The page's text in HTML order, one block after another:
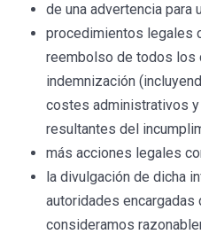
de una advertencia para
procedimientos legales
reembolso de todos los
indemnización
costes administrativos
resultantes del
más acciones legales
la divulgación de dicha
autoridades encargadas
consideramos